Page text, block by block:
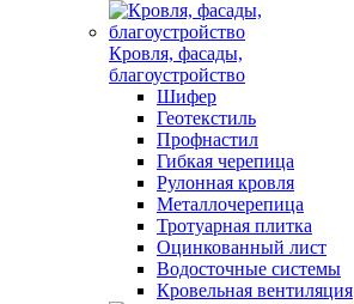
Кровля, фасады,
благоустройство
Шифер
Геотекстиль
Профнастил
Гибкая черепица
Рулонная кровля
Металлочерепица
Тротуарная плитка
Оцинкованный лист
Водосточные системы
Кровельная вентиляция